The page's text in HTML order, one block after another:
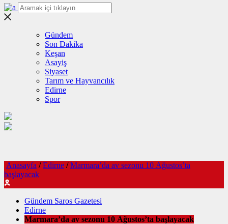
Gündem
Son Dakika
Keşan
Asayiş
Siyaset
Tarım ve Hayvancılık
Edirne
Spor
Anasayfa / Edirne / Marmara’da av sezonu 10 Ağustos’ta
başlayacak
Gündem Saros Gazetesi
Edirne
Marmara’da av sezonu 10 Ağustos’ta başlayacak